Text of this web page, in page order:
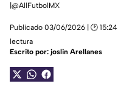
|@AllFutbolMX
Publicado 03/06/2026 | 🕑 15:24
lectura
Escrito por: joslin Arellanes